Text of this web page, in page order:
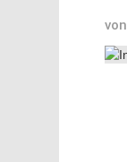
von